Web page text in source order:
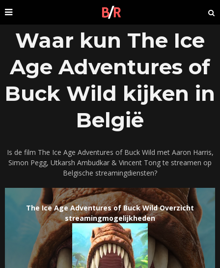
Waar kun The Ice
Age Adventures of
Buck Wild kijken in
België
Is de film The Ice Age Adventures of Buck Wild met Aaron Harris,
Simon Pegg, Utkarsh Ambudkar & Vincent Tong te streamen op
Belgische streamingdiensten?
The Ice Age Adventures of Buck Wild Overzicht
streamingmogelijkheden